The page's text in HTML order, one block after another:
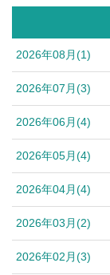
2026年08月(1)
2026年07月(3)
2026年06月(4)
2026年05月(4)
2026年04月(4)
2026年03月(2)
2026年02月(3)